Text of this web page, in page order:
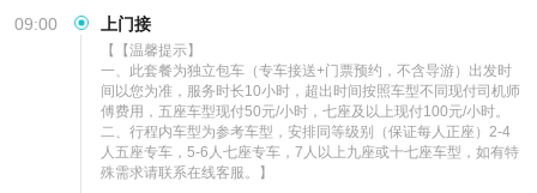
任意组合供您选择，服务标准化，行程透明
09:00 上门接
【【温馨提示】
一、此套餐为独立包车（专车接送+门票预约，不含导游）出发时
间以您为准，服务时长10小时，超出时间按照车型不同现付司机师
傅费用，五座车型现付50元/小时，七座及以上现付100元/小时。
二、行程内车型为参考车型，安排同等级别（保证每人正座）2-4
人五座专车，5-6人七座专车，7人以上九座或十七座车型，如有特
殊需求请联系在线客服。】